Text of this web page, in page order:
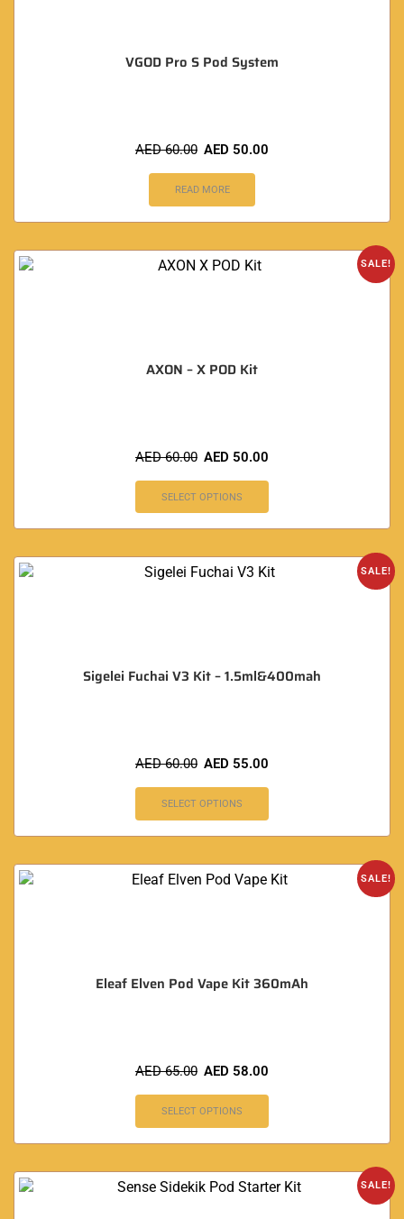
VGOD Pro S Pod System
AED60.00 AED 50.00
READ MORE
SALE!
AXON – X POD Kit
AED60.00 AED 50.00
SELECT OPTIONS
SALE!
Sigelei Fuchai V3 Kit – 1.5ml&400mah
AED60.00 AED 55.00
SELECT OPTIONS
SALE!
Eleaf Elven Pod Vape Kit 360mAh
AED65.00 AED 58.00
SELECT OPTIONS
SALE!